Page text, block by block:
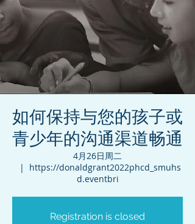
如何保持与您的孩子或
青少年的沟通渠道畅通
4月26日周二
  |
https://donaldgrant2022phcd_smuhs
d.eventbri
Registration is closed